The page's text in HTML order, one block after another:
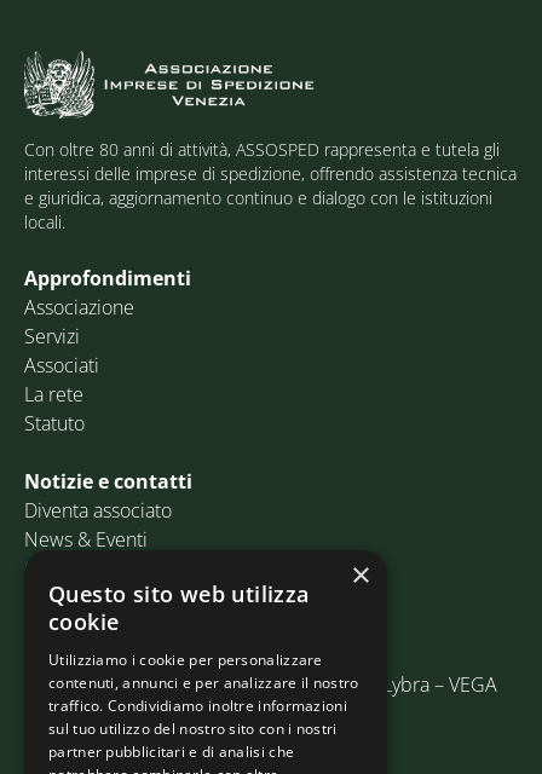
Con oltre 80 anni di attività, ASSOSPED rappresenta e tutela gli
interessi delle imprese di spedizione, offrendo assistenza tecnica
e giuridica, aggiornamento continuo e dialogo con le istituzioni
locali.
Approfondimenti
Associazione
Servizi
Associati
La rete
Statuto
Notizie e contatti
Diventa associato
News & Eventi
Contatti
Email:info@assosped.it
PEC: assospedvenezia@pec.fedespedi.it
Indirizzo: Via delle Industrie, 19/C Edificio Lybra – VEGA
30175 Marghera (VE)
×
Questo sito web utilizza
cookie
Utilizziamo i cookie per personalizzare
contenuti, annunci e per analizzare il nostro
traffico. Condividiamo inoltre informazioni
sul tuo utilizzo del nostro sito con i nostri
partner pubblicitari e di analisi che